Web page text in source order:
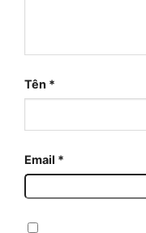
Tên *
Email *